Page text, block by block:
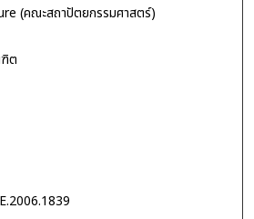
(คณะสถาปัตยกรรมศาสตร์)
ต